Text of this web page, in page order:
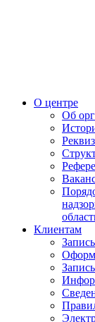
О центре
Об
Клиентам